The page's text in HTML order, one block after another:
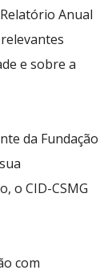
Anual
e sobre a
da Fundação
o CID-CSMG
com